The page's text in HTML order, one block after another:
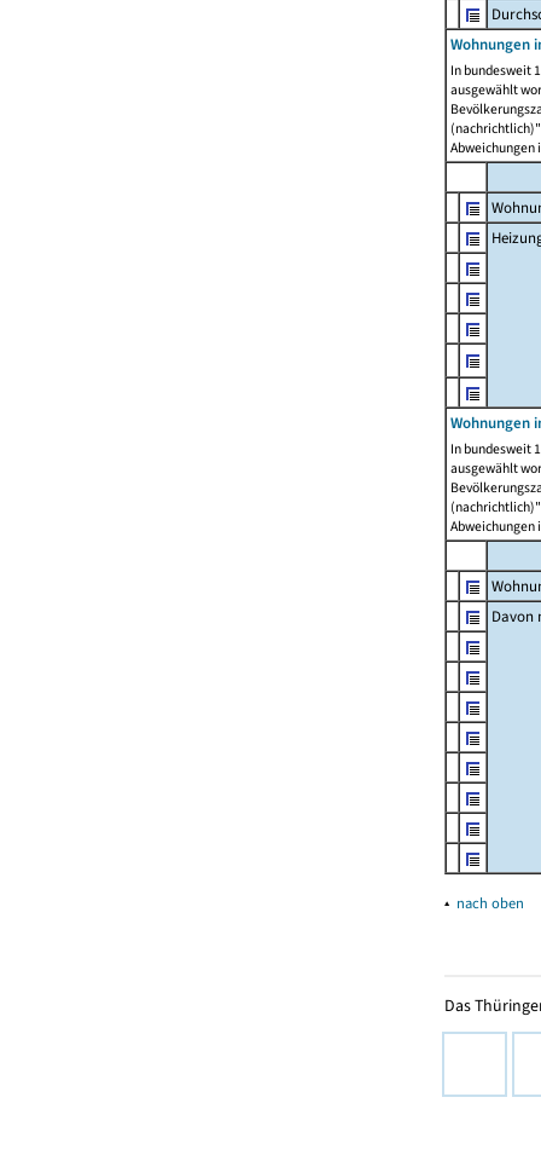
Wohnungen
In bundesweit
ausgewählt
Abweichungen
Wohnungen
In bundesweit
ausgewählt
Abweichungen
Davon
▴ nach oben
Das